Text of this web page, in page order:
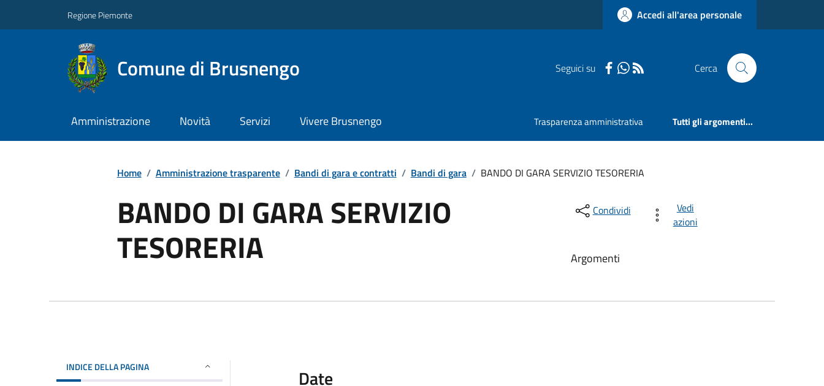
Regione Piemonte Accedi all'area personale
Comune di Brusnengo Seguici su Cerca
Amministrazione Novità Servizi Vivere Brusnengo Trasparenza amministrativa Tutti gli argomenti...
Home / Amministrazione trasparente / Bandi di gara e contratti / Bandi di gara / BANDO DI GARA SERVIZIO TESORERIA
BANDO DI GARA SERVIZIO
TESORERIA
Condividi
Vedi
azioni
Argomenti
INDICE DELLA PAGINA Date